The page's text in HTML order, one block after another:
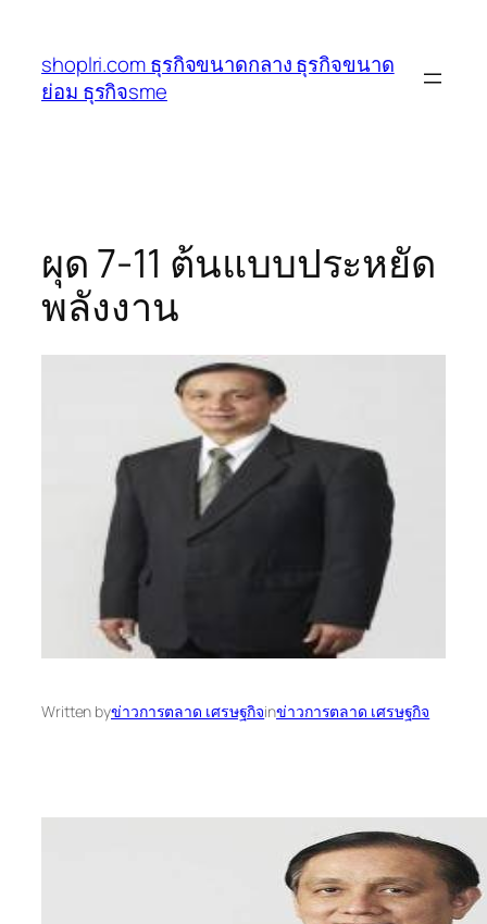
เนื้อหา
shoplri.com ธุรกิจขนาดกลาง ธุรกิจขนาด
ย่อม ธุรกิจsme
ผุด 7-11 ต้นแบบประหยัด
พลังงาน
Written byข่าวการตลาด เศรษฐกิจinข่าวการตลาด เศรษฐกิจ